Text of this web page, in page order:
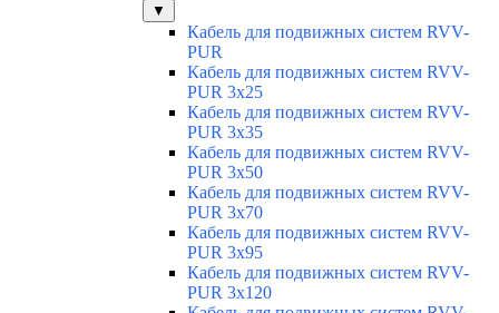
▼
Кабель для подвижных систем RVV-
PUR
Кабель для подвижных систем RVV-
PUR 3x25
Кабель для подвижных систем RVV-
PUR 3x35
Кабель для подвижных систем RVV-
PUR 3x50
Кабель для подвижных систем RVV-
PUR 3x70
Кабель для подвижных систем RVV-
PUR 3x95
Кабель для подвижных систем RVV-
PUR 3x120